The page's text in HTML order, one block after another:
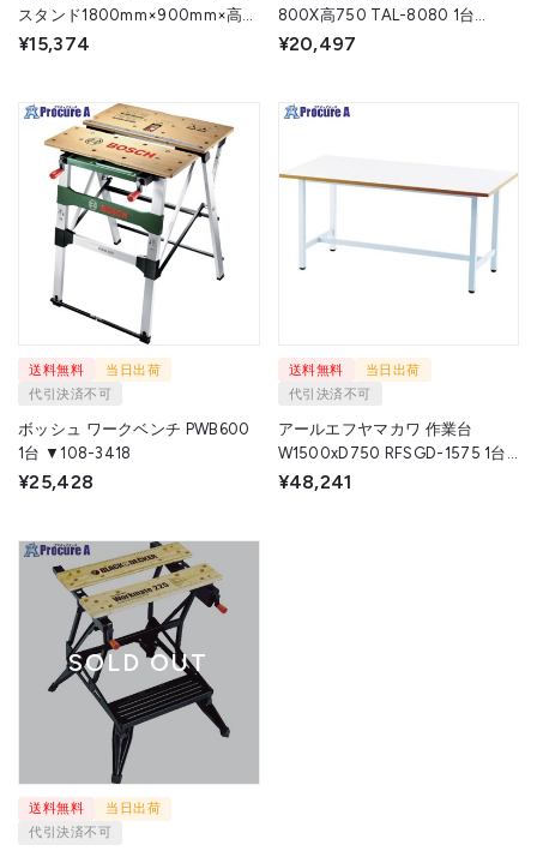
スタンド1800mm×900mm×高さ
700mm EASYLEG-70180SET 1S
¥15,374
800X高750 TAL-8080 1台
◇▼116-3219
¥20,497
送料無料
当日出荷
代引決済不可
ボッシュ ワークベンチ PWB600
1台 ▼108-3418
¥25,428
送料無料
当日出荷
代引決済不可
アールエフヤマカワ 作業台
W1500xD750 RFSGD-1575 1台
◇▼819-5210
¥48,241
SOLD OUT
送料無料
当日出荷
代引決済不可